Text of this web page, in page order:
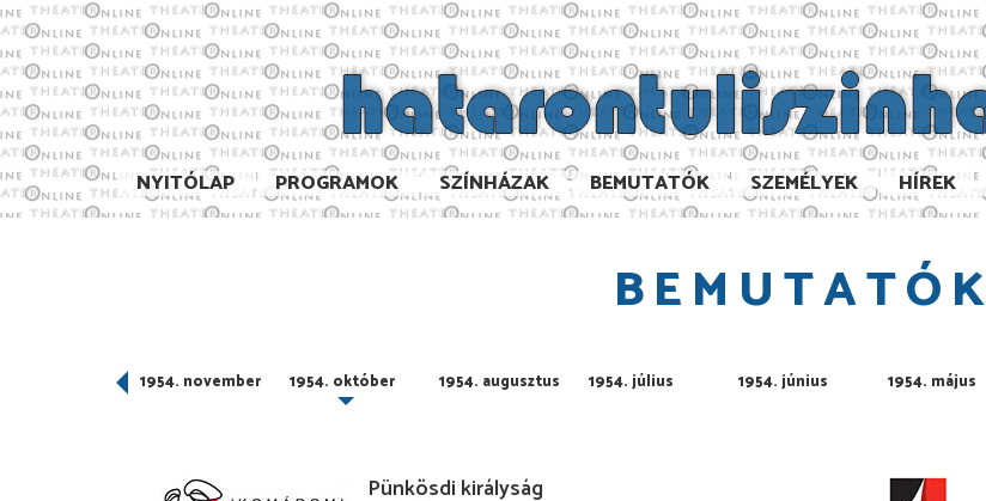
NYITÓLAP PROGRAMOK SZÍNHÁZAK BEMUTATÓK SZEMÉLYEK HÍREK
BEMUTATÓK
1954. november 1954. október 1954. augusztus 1954. július 1954. június 1954. május
Pünkösdi királyság